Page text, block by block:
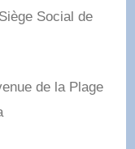
Social de
de la Plage